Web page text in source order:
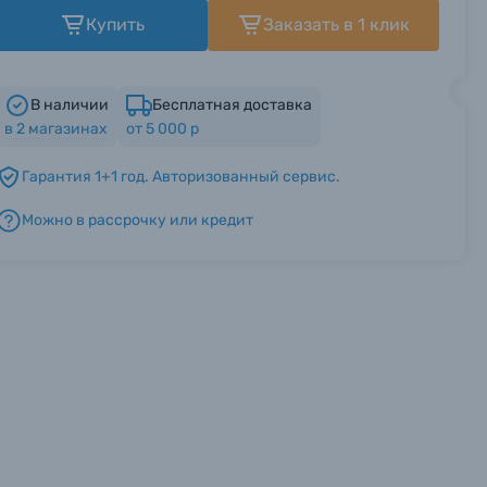
Купить Заказать в 1 клик
В наличии
в 2магазинах
Бесплатная доставка
от 5 000 р
Гарантия 1+1 год. Авторизованный сервис.
Можно в рассрочку или кредит